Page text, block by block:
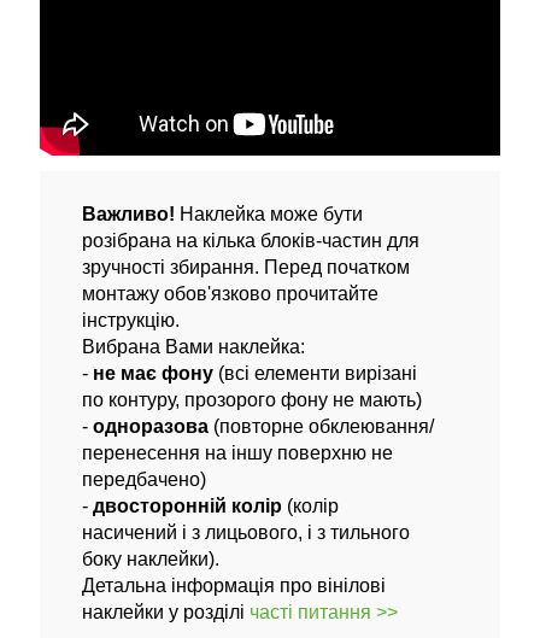
Важливо! Наклейка може бути
розібрана на кілька блоків-частин для
зручності збирання. Перед початком
монтажу обов'язково прочитайте
інструкцію.
Вибрана Вами наклейка:
- не має фону (всі елементи вирізані
по контуру, прозорого фону не мають)
- одноразова (повторне обклеювання/
перенесення на іншу поверхню не
передбачено)
- двосторонній колір (колір
насичений і з лицьового, і з тильного
боку наклейки).
Детальна інформація про вінілові
наклейки у розділі часті питання >>